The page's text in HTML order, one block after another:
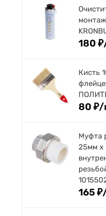
180 ₽
Кисть
80 ₽/
Муфта
25мм х
165₽